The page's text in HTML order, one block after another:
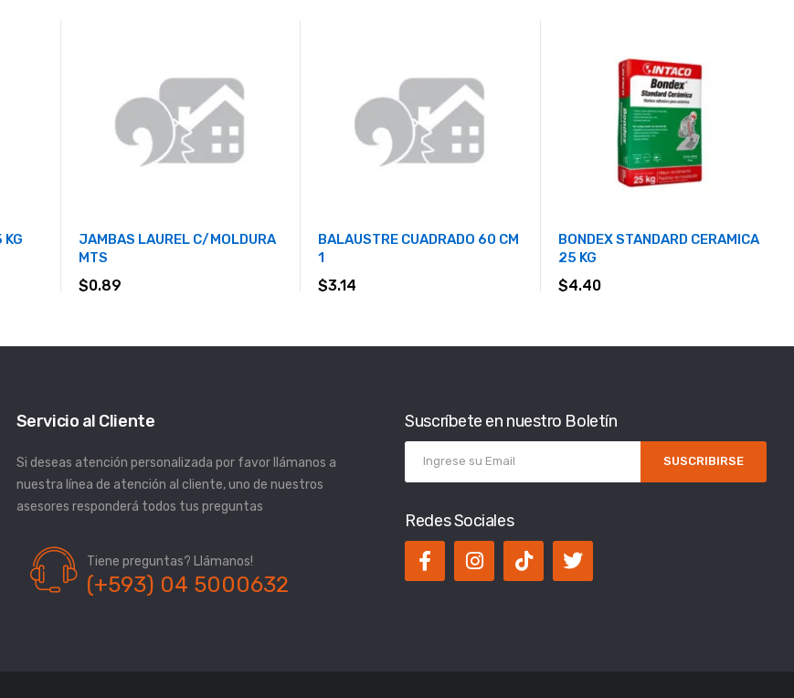
KG
JAMBAS LAUREL C/MOLDURA
MTS
$0.89
BALAUSTRE CUADRADO 60 CM
1
$3.14
BONDEX STANDARD CERAMICA
25 KG
$4.40
Servicio al Cliente
Si deseas atención personalizada por favor llámanos a
nuestra línea de atención al cliente, uno de nuestros
asesores responderá todos tus preguntas
Tiene preguntas? Llámanos!
(+593) 04 5000632
Suscríbete en nuestro Boletín
SUSCRIBIRSE
Redes Sociales